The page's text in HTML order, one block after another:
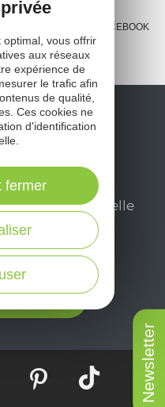
Newsletter
FACEBOOK
mensuelle
profiter
en Aveyron.
ici
optimal, vous offrir
aux réseaux
expérience de
le trafic afin
de qualité,
Ces cookies ne
d'identification
fermer